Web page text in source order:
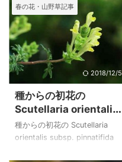
春の花・山野草記事
2018/12/5
種からの初花の
Scutellaria orientalis
subsp. pinnatifida と
今年も咲いたラナンキ
種からの初花の Scutellaria
orientalis subsp. pinnatifida